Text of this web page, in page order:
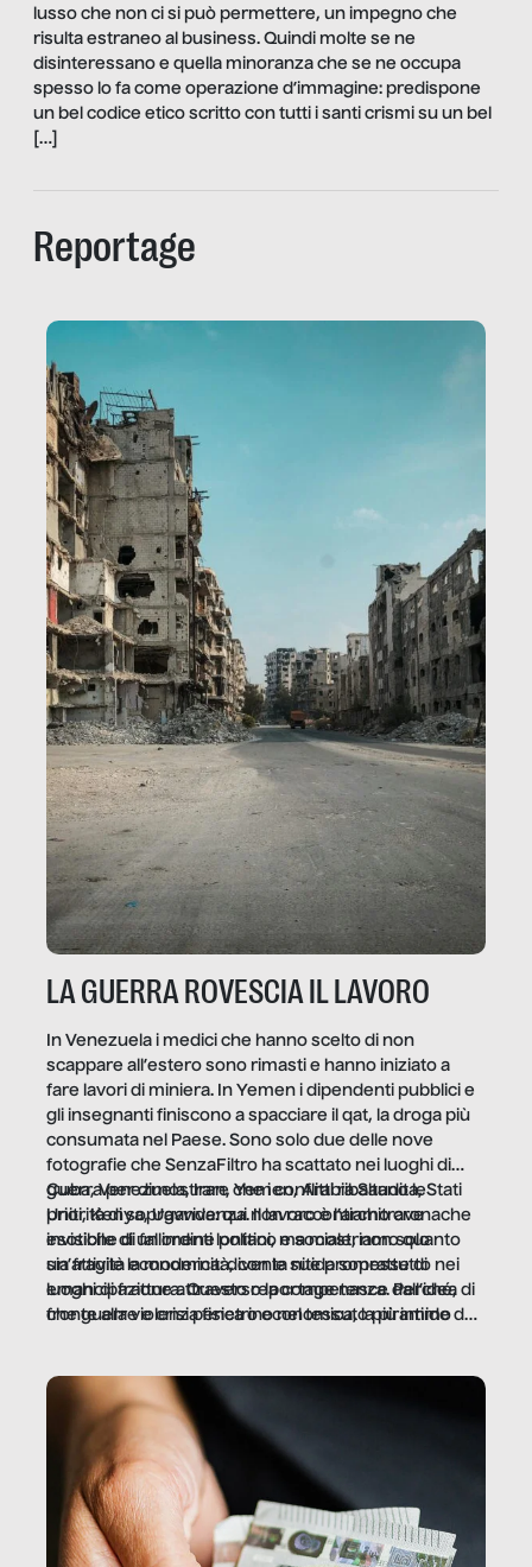
lusso che non ci si può permettere, un impegno che
risulta estraneo al business. Quindi molte se ne
disinteressano e quella minoranza che se ne occupa
spesso lo fa come operazione d’immagine: predispone
un bel codice etico scritto con tutti i santi crismi su un bel
[…]
Reportage
LA GUERRA ROVESCIA IL LAVORO
In Venezuela i medici che hanno scelto di non
scappare all’estero sono rimasti e hanno iniziato a
fare lavori di miniera. In Yemen i dipendenti pubblici e
gli insegnanti finiscono a spacciare il qat, la droga più
consumata nel Paese. Sono solo due delle nove
fotografie che SenzaFiltro ha scattato nei luoghi di
guerra per dimostrare che i conflitti ribaltano le
priorità di sopravvivenza. Il lavoro è l’architrave
invisibile di un ordine politico e sociale, non solo
un’attività economica: diventa nitida soprattutto nei
luoghi di frattura. Questo reportage nasce dall’idea
che guerre e crisi penetrino nel tessuto più intimo
Cuba, Venezuela, Iran, Yemen, Arabia Saudita, Stati
Uniti, Kenya, Uganda: qui non raccontiamo cronache
esotiche di fallimenti lontani, ma mostriamo quanto
sia fragile la modernità, con le sue promesse di
emancipazione attraverso la competenza. Perché, di
fronte alla violenza fisica o economica, la piramide del